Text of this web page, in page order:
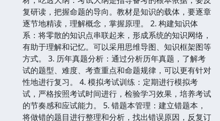
复研读，把握命题的导向。教材是知识的载体，要逐章
逐节地精读，理解概念，掌握原理。 2. 构建知识体
系：将零散的知识点串联起来，形成系统的知识网络，
有助于理解和记忆。可以采用思维导图、知识框架图等
方式。 3. 历年真题分析：通过分析历年真题，了解考
试的题型、难度、考查重点和命题规律，可以更有针对
性地进行复习。 4. 模拟考试训练：定期进行模拟考
试，严格按照考试时间进行，检验学习效果，培养考试
的节奏感和应试能力。 5. 错题本管理：建立错题本，
将做错的题目进行整理和分析，找出错误原因，反复订